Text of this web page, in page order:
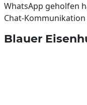
WhatsApp geholfen
Chat-Kommunikation
Blauer